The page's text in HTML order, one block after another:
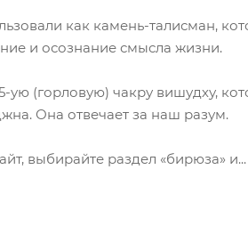
как камень-талисман,
и осознание смысла жизни.
ую (горловую) чакру вишудху,
Она отвечает за наш разум.
выбирайте раздел «бирюза»